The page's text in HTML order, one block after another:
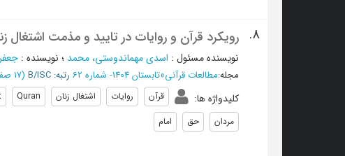
8. رویکرد قرآن و روایات در تایید و مذمت اشتغال
نویسنده مسئول : اسدی مهماندوستی، محمد ؛ نویسنده :
مجله:مطالعات قرآنی»تابستان 1404- شماره 62 رتبه: B/ISC (‎17 صفحه -
کلیدواژه ها: قرآن روایات اشتغال زنان Quran
مردان
حق امام